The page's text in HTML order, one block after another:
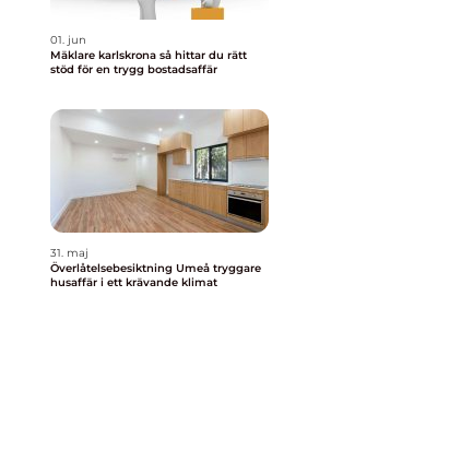
01. jun
Mäklare karlskrona så hittar du rätt
stöd för en trygg bostadsaffär
31. maj
Överlåtelsebesiktning Umeå tryggare
husaffär i ett krävande klimat